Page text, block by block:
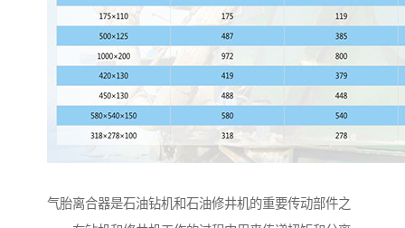
气胎离合器是石油钻机和石油修井机的重要传动部件之